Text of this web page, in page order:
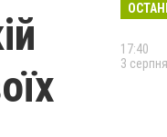
17:40
3 серпня